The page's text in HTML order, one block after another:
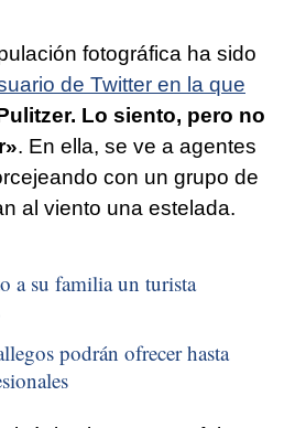
fotográfica ha sido
de Twitter en la que
Lo siento, pero no
. En ella, se ve a agentes
con un grupo de
al viento una estelada.
a su familia un turista
podrán ofrecer hasta